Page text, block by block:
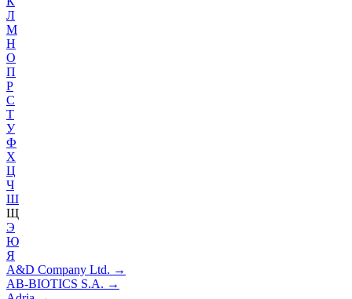
Л
М
Н
О
П
Р
С
Т
У
Ф
Х
Ц
Ч
Ш
Щ
Э
Ю
Я
A&D Company Ltd. →
AB-BIOTICS S.A. →